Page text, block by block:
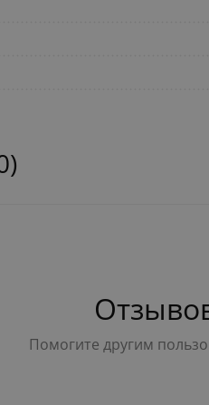
Помогите другим